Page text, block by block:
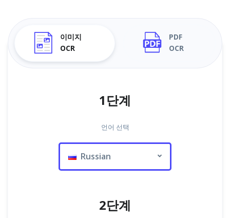
이미지
OCR
PDF
OCR
1단계
언어 선택
Russian
2단계